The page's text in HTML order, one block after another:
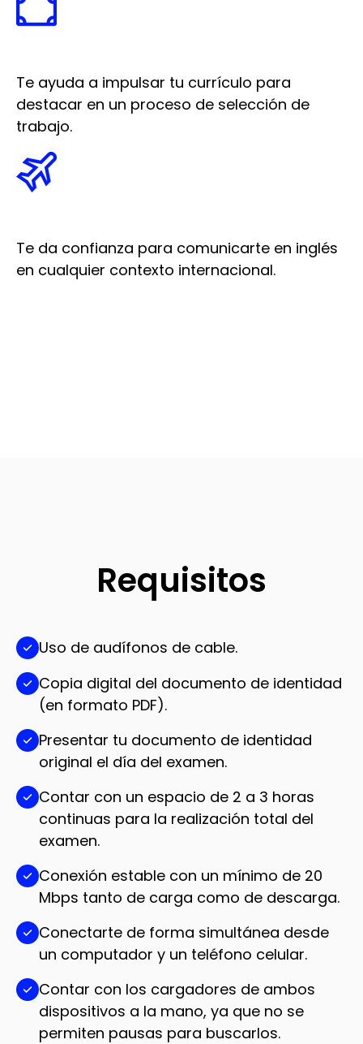
Te ayuda a impulsar tu currículo para
destacar en un proceso de selección de
trabajo.
Te da confianza para comunicarte en inglés
en cualquier contexto internacional.
Requisitos
Uso de audífonos de cable.
Copia digital del documento de identidad
(en formato PDF).
Presentar tu documento de identidad
original el día del examen.
Contar con un espacio de 2 a 3 horas
continuas para la realización total del
examen.
Conexión estable con un mínimo de 20
Mbps tanto de carga como de descarga.
Conectarte de forma simultánea desde
un computador y un teléfono celular.
Contar con los cargadores de ambos
dispositivos a la mano, ya que no se
permiten pausas para buscarlos.